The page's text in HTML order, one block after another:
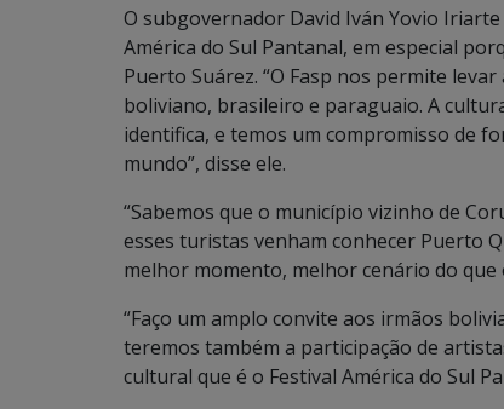
O subgovernador David Iván Yovio
América do Sul Pantanal, em especial
Puerto Suárez. “O Fasp nos permite
boliviano, brasileiro e paraguaio. A
identifica, e temos um compromisso de
mundo”, disse ele.
“Sabemos que o município vizinho de
esses turistas venham conhecer Puerto
melhor momento, melhor cenário do que
“Faço um amplo convite aos irmãos
teremos também a participação de
cultural que é o Festival América do Sul